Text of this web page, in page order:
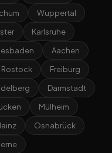
Wuppertal
Karlsruhe
Aachen
Rostock
Freiburg
Darmstadt
Mülheim
Osnabrück